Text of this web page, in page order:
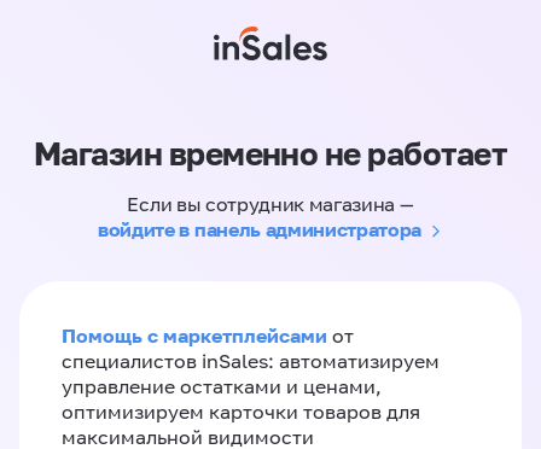
Магазин временно не работает
Если вы сотрудник магазина —
войдите в панель администратора
Помощь с маркетплейсами от
специалистов inSales: автоматизируем
управление остатками и ценами,
оптимизируем карточки товаров для
максимальной видимости